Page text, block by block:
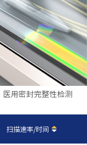
医用密封完整性检测
扫描速率/时间